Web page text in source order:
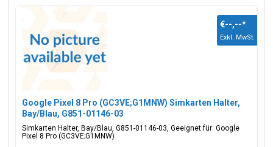
Google Pixel 8 Pro (GC3VE;G1MNW) Simkarten Halter,
Bay/Blau, G851-01146-03
Simkarten Halter, Bay/Blau, G851-01146-03, Geeignet für: Google
Pixel 8 Pro (GC3VE;G1MNW)
€--,--*
Exkl. MwSt.